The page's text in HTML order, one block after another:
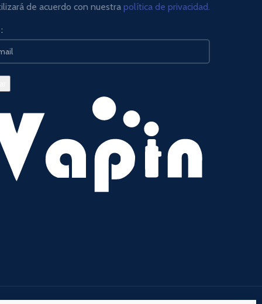
de acuerdo con nuestra política de privacidad.